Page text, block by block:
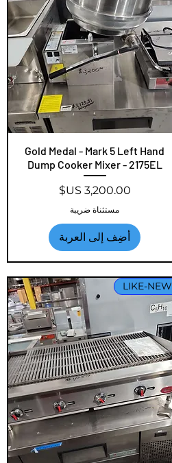
العرض السريع
Gold Medal - Mark 5 Left Hand
Dump Cooker Mixer - 2175EL
السعر
مستثناة ضريبة
أضِف إلى العربة
LIKE-NEW